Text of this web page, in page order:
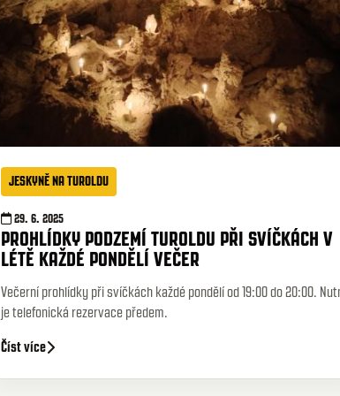
JESKYNĚ NA TUROLDU
29. 6. 2025
PROHLÍDKY PODZEMÍ TUROLDU PŘI SVÍČKÁCH V
LÉTĚ KAŽDÉ PONDĚLÍ VEČER
Večerní prohlídky při svíčkách každé pondělí od 19:00 do 20:00.
je telefonická rezervace předem.
Číst více